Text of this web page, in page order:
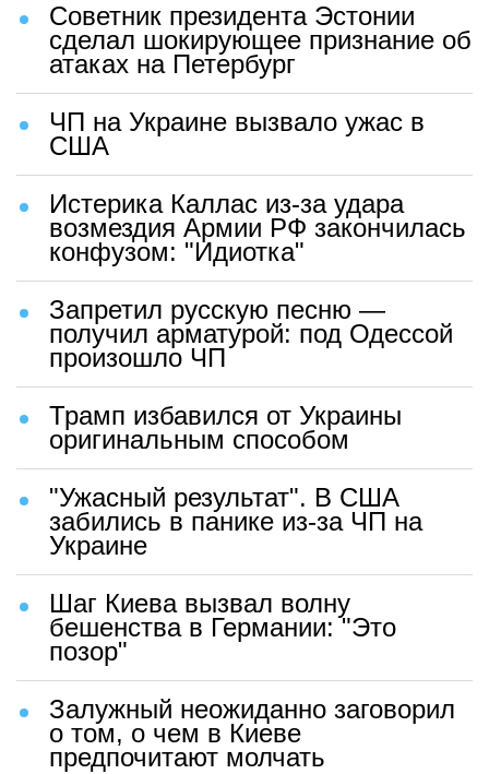
Советник президента Эстонии
сделал шокирующее признание об
атаках на Петербург
ЧП на Украине вызвало ужас в
США
Истерика Каллас из-за удара
возмездия Армии РФ закончилась
конфузом: "Идиотка"
Запретил русскую песню —
получил арматурой: под Одессой
произошло ЧП
Трамп избавился от Украины
оригинальным способом
"Ужасный результат". В США
забились в панике из-за ЧП на
Украине
Шаг Киева вызвал волну
бешенства в Германии: "Это
позор"
Залужный неожиданно заговорил
о том, о чем в Киеве
предпочитают молчать